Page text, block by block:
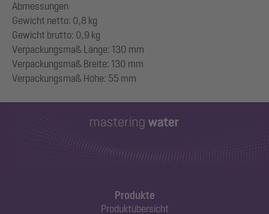
Abmessungen
Gewicht netto: 0,8 kg
Gewicht brutto: 0,9 kg
Verpackungsmaß Länge: 130 mm
Verpackungsmaß Breite: 130 mm
Produkte
Produktübersicht